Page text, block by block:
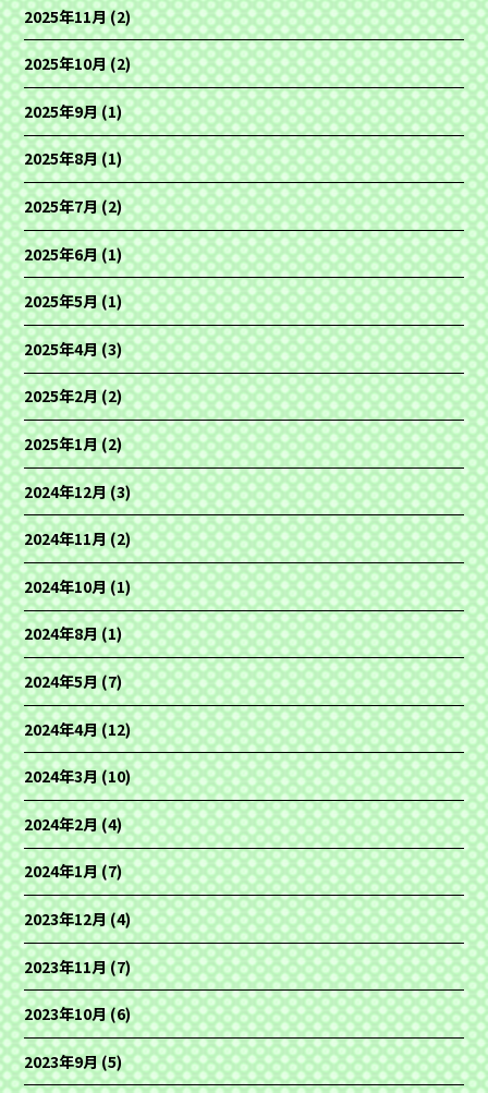
2025年11月(2)
2025年10月(2)
2025年9月(1)
2025年8月(1)
2025年7月(2)
2025年6月(1)
2025年5月(1)
2025年4月(3)
2025年2月(2)
2025年1月(2)
2024年12月(3)
2024年11月(2)
2024年10月(1)
2024年8月(1)
2024年5月(7)
2024年4月(12)
2024年3月(10)
2024年2月(4)
2024年1月(7)
2023年12月(4)
2023年11月(7)
2023年10月(6)
2023年9月(5)